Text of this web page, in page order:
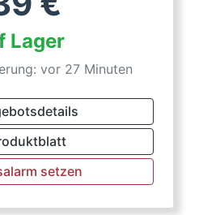
Lager
vor 27 Minuten
setzen